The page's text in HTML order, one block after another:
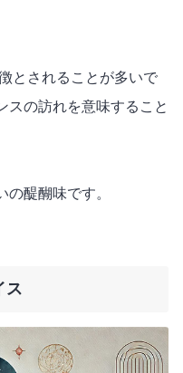
とされることが多いで
スの訪れを意味すること
醍醐味です。
ス